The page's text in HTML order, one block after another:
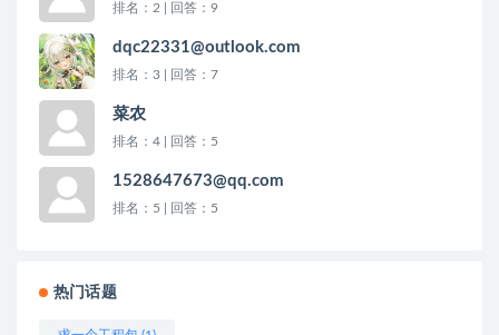
排名：2 | 回答：9
dqc22331@outlook.com
排名：3 | 回答：7
菜农
排名：4 | 回答：5
1528647673@qq.com
排名：5 | 回答：5
热门话题